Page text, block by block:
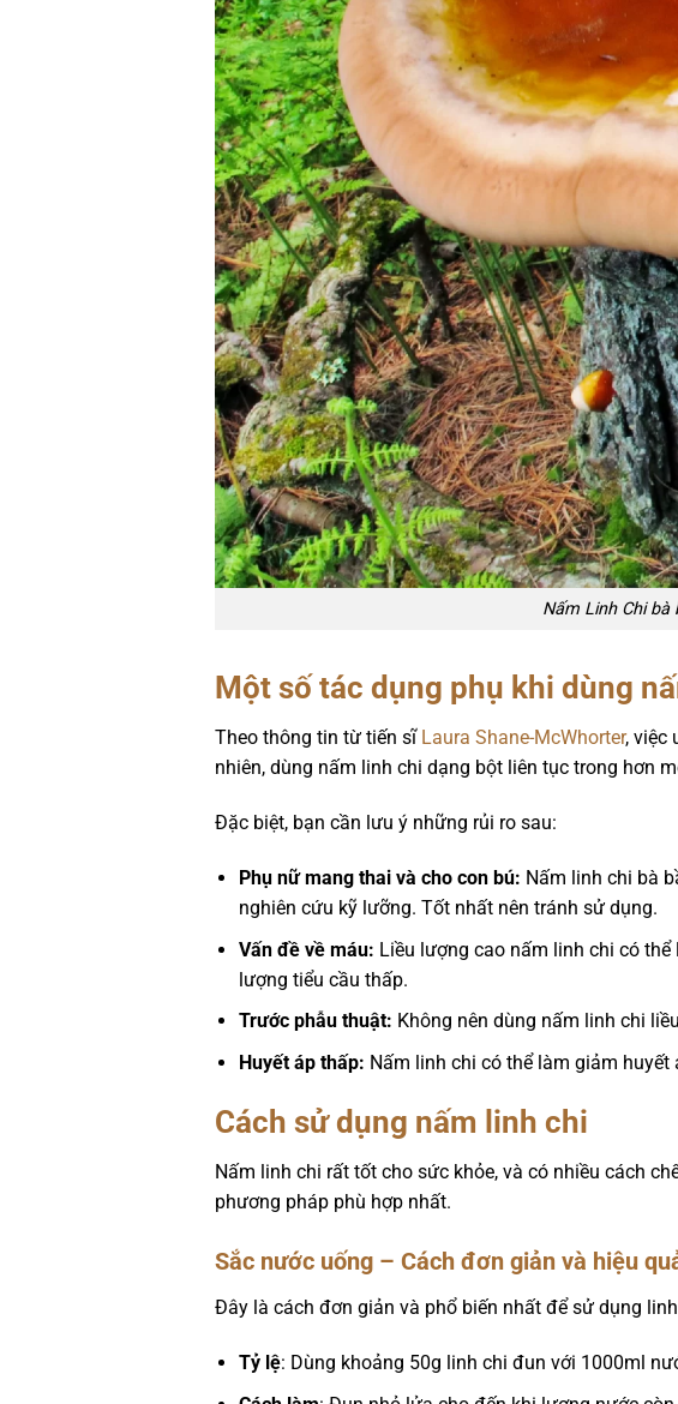
Nấm Linh Chi
Một số tác dụng phụ khi dùng
Theo thông tin từ tiến sĩ Laura Shane-McWhorter, việc
nhiên, dùng nấm linh chi dạng bột liên tục trong hơn
Đặc biệt, bạn cần lưu ý những rủi ro sau:
Phụ nữ mang thai và cho con bú: Nấm linh chi bà
nghiên cứu kỹ lưỡng. Tốt nhất nên tránh sử dụng.
Vấn đề về máu: Liều lượng cao nấm linh chi có
lượng tiểu cầu thấp.
Trước phẫu thuật: Không nên dùng nấm linh chi
Huyết áp thấp: Nấm linh chi có thể làm giảm
Cách sử dụng nấm linh chi
Nấm linh chi rất tốt cho sức khỏe, và có nhiều cách
phương pháp phù hợp nhất.
Sắc nước uống – Cách đơn giản và hiệu
Đây là cách đơn giản và phổ biến nhất để sử dụng
Tỷ lệ: Dùng khoảng 50g linh chi đun với 1000ml